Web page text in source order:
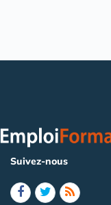
Suivez-nous